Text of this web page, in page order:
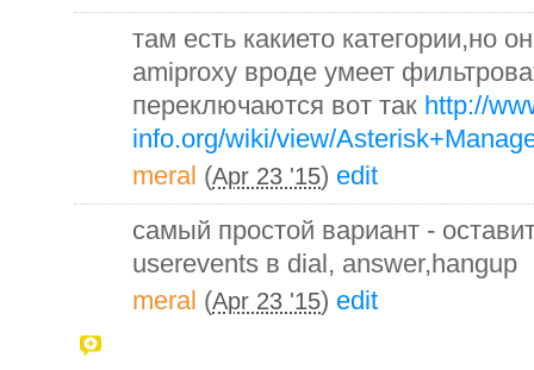
там есть какието категории,но
amiproxy вроде умеет
переключаются вот так http://
info.org/wiki/view/
meral (Apr 23 '15) edit
самый простой вариант -
userevents в dial, answer,hangup
meral (Apr 23 '15) edit